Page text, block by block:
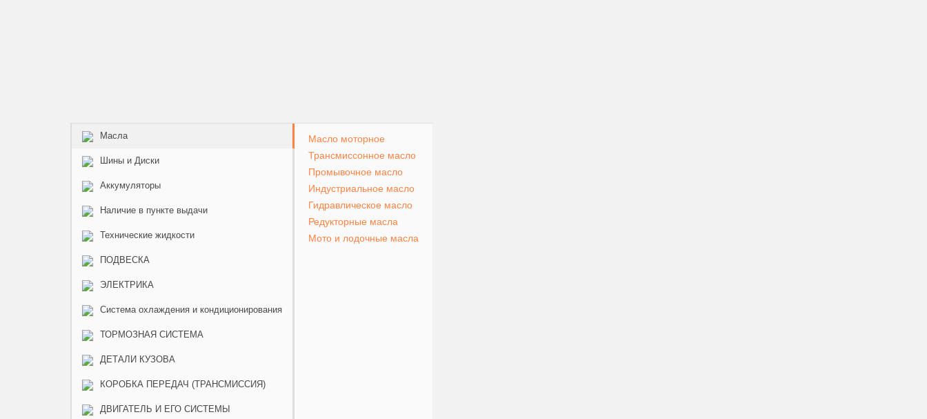
Масла
Шины и Диски
Аккумуляторы
Наличие в пункте выдачи
Технические жидкости
ПОДВЕСКА
ЭЛЕКТРИКА
Система охлаждения и кондиционирования
ТОРМОЗНАЯ СИСТЕМА
ДЕТАЛИ КУЗОВА
КОРОБКА ПЕРЕДАЧ (ТРАНСМИССИЯ)
ДВИГАТЕЛЬ И ЕГО СИСТЕМЫ
Масло моторное
Трансмиссонное масло
Промывочное масло
Индустриальное масло
Гидравлическое масло
Редукторные масла
Мото и лодочные масла